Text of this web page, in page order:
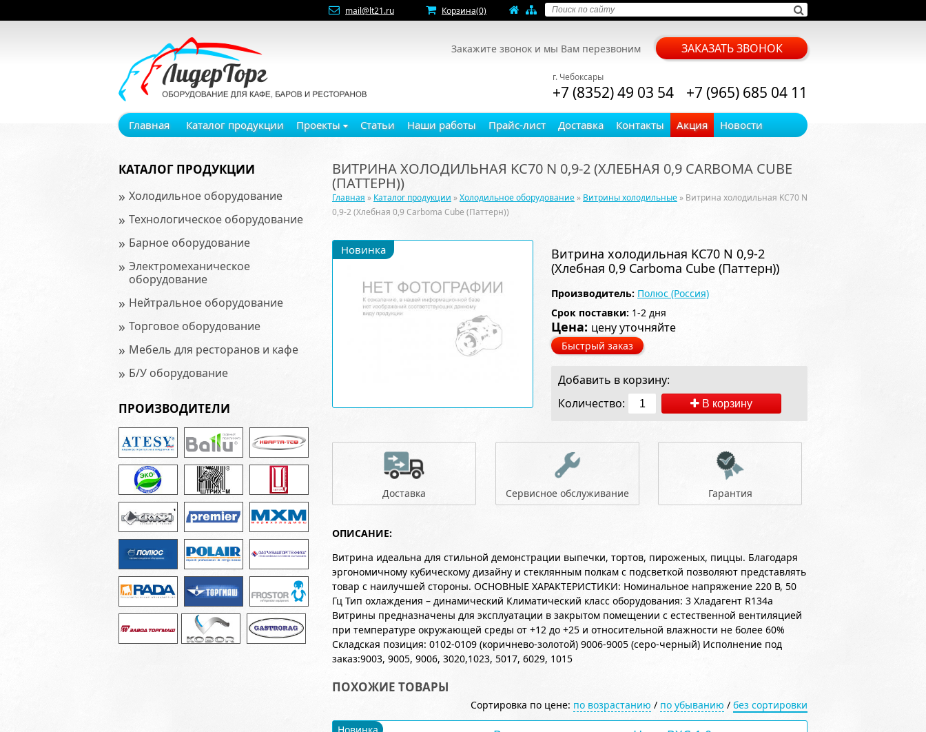
mail@lt21.ru Корзина(0)
Закажите звонок и мы Вам перезвоним ЗАКАЗАТЬ ЗВОНОК
г. Чебоксары
+7 (8352) 49 03 54 +7 (965) 685 04 11
Главная Каталог продукции Проекты Статьи Наши работы Прайс-лист Доставка Контакты Акция Новости
КАТАЛОГ ПРОДУКЦИИ
» Холодильное оборудование
» Технологическое оборудование
» Барное оборудование
» Электромеханическое
оборудование
» Нейтральное оборудование
» Торговое оборудование
» Мебель для ресторанов и кафе
» Б/У оборудование
ПРОИЗВОДИТЕЛИ
ВИТРИНА ХОЛОДИЛЬНАЯ KC70 N 0,9-2 (ХЛЕБНАЯ 0,9 CARBOMA CUBE
(ПАТТЕРН))
Главная » Каталог продукции »Холодильное оборудование » Витрины холодильные » Витрина холодильная KC70 N
0,9-2 (Хлебная 0,9 Carboma Cube (Паттерн))
Новинка
Витрина холодильная KC70 N 0,9-2
(Хлебная 0,9 Carboma Cube (Паттерн))
Производитель: Полюс (Россия)
Срок поставки: 1-2 дня
Цена: цену уточняйте
Быстрый заказ
Добавить в корзину:
Количество:
В корзину
Доставка Сервисное обслуживание Гарантия
ОПИСАНИЕ:
Витрина идеальна для стильной демонстрации выпечки, тортов, пироженых, пиццы. Благодаря
эргономичному кубическому дизайну и стеклянным полкам с подсветкой позволяют представлять
товар с наилучшей стороны. ОСНОВНЫЕ ХАРАКТЕРИСТИКИ: Номинальное напряжение 220 В, 50
Гц Тип охлаждения – динамический Климатический класс оборудования: 3 Хладагент R134a
Витрины предназначены для эксплуатации в закрытом помещении с естественной вентиляцией
при температуре окружающей среды от +12 до +25 и относительной влажности не более 60%
Складская позиция: 0102-0109 (коричнево-золотой) 9006-9005 (серо-черный) Исполнение под
заказ:9003, 9005, 9006, 3020,1023, 5017, 6029, 1015
ПОХОЖИЕ ТОВАРЫ
Сортировка по цене: по возрастанию / по убыванию / без сортировки